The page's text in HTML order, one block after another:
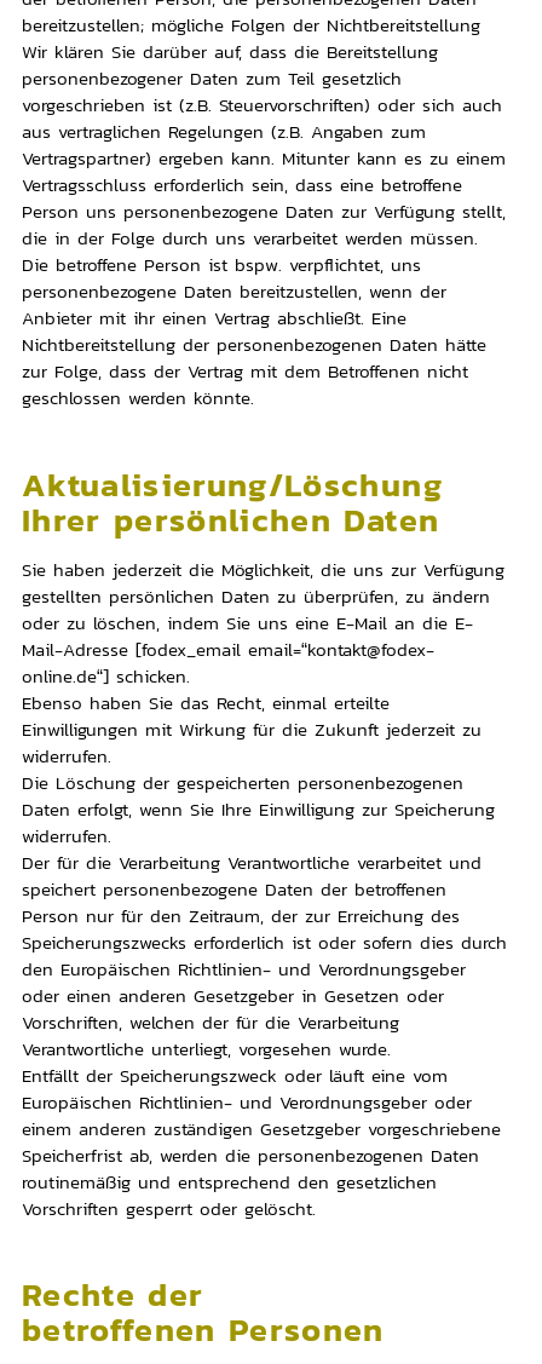
bereitzustellen; mögliche Folgen der Nichtbereitstellung
Wir klären Sie darüber auf, dass die Bereitstellung
personenbezogener Daten zum Teil gesetzlich
vorgeschrieben ist (z.B. Steuervorschriften) oder sich auch
aus vertraglichen Regelungen (z.B. Angaben zum
Vertragspartner) ergeben kann. Mitunter kann es zu einem
Vertragsschluss erforderlich sein, dass eine betroffene
Person uns personenbezogene Daten zur Verfügung stellt,
die in der Folge durch uns verarbeitet werden müssen.
Die betroffene Person ist bspw. verpflichtet, uns
personenbezogene Daten bereitzustellen, wenn der
Anbieter mit ihr einen Vertrag abschließt. Eine
Nichtbereitstellung der personenbezogenen Daten hätte
zur Folge, dass der Vertrag mit dem Betroffenen nicht
geschlossen werden könnte.
Aktualisierung/Löschung
Ihrer persönlichen Daten
Sie haben jederzeit die Möglichkeit, die uns zur Verfügung
gestellten persönlichen Daten zu überprüfen, zu ändern
oder zu löschen, indem Sie uns eine E-Mail an die E-
Mail-Adresse [fodex_email email=“kontakt@fodex-
online.de“] schicken.
Ebenso haben Sie das Recht, einmal erteilte
Einwilligungen mit Wirkung für die Zukunft jederzeit zu
widerrufen.
Die Löschung der gespeicherten personenbezogenen
Daten erfolgt, wenn Sie Ihre Einwilligung zur Speicherung
widerrufen.
Der für die Verarbeitung Verantwortliche verarbeitet und
speichert personenbezogene Daten der betroffenen
Person nur für den Zeitraum, der zur Erreichung des
Speicherungszwecks erforderlich ist oder sofern dies durch
den Europäischen Richtlinien- und Verordnungsgeber
oder einen anderen Gesetzgeber in Gesetzen oder
Vorschriften, welchen der für die Verarbeitung
Verantwortliche unterliegt, vorgesehen wurde.
Entfällt der Speicherungszweck oder läuft eine vom
Europäischen Richtlinien- und Verordnungsgeber oder
einem anderen zuständigen Gesetzgeber vorgeschriebene
Speicherfrist ab, werden die personenbezogenen Daten
routinemäßig und entsprechend den gesetzlichen
Vorschriften gesperrt oder gelöscht.
Rechte der
betroffenen Personen